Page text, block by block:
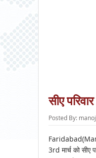
सीए
Posted By:
3rd मार्च को सीए